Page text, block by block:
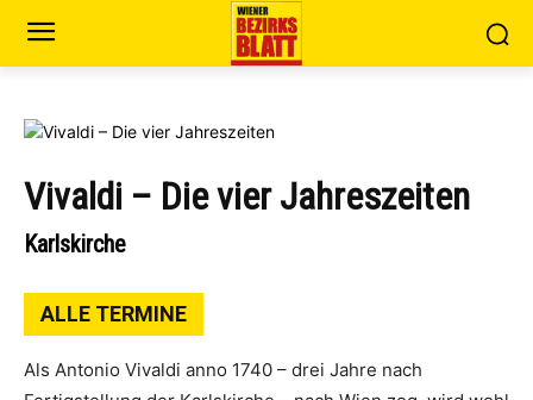
Vivaldi – Die vier Jahreszeiten
Karlskirche
ALLE TERMINE
Als Antonio Vivaldi anno 1740 – drei Jahre nach